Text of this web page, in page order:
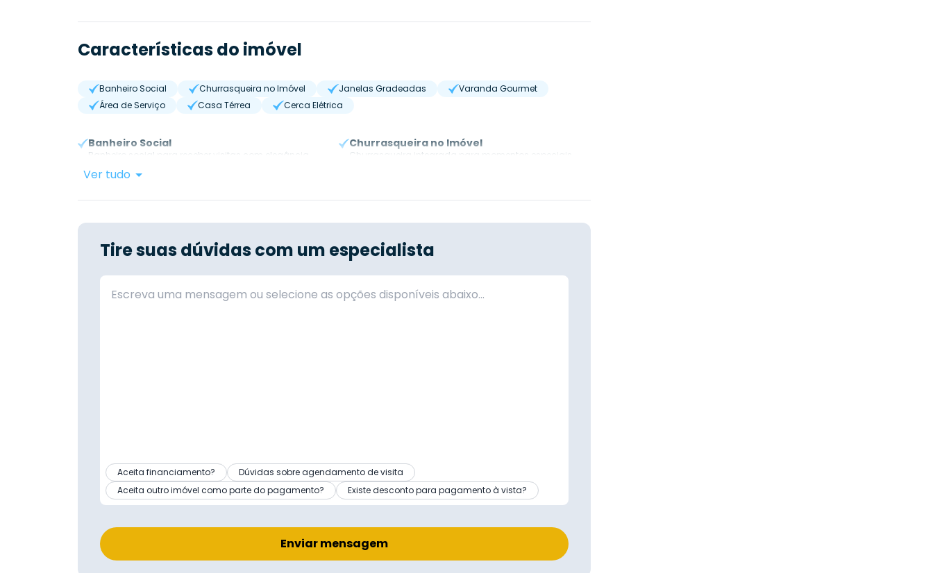
Características do imóvel
Banheiro Social Churrasqueira no Imóvel Janelas Gradeadas
Varanda Gourmet
Área de Serviço
Casa Térrea Cerca Elétrica
Banheiro Social
Banheiro social para receber visitas com elegância.
Churrasqueira no Imóvel
Churrasqueira integrada para momentos especiais.
Ver tudo
Tire suas dúvidas com um especialista
Aceita financiamento?
Dúvidas sobre agendamento de visita
Aceita outro imóvel como parte do pagamento?
Existe desconto para pagamento à vista?
Enviar mensagem